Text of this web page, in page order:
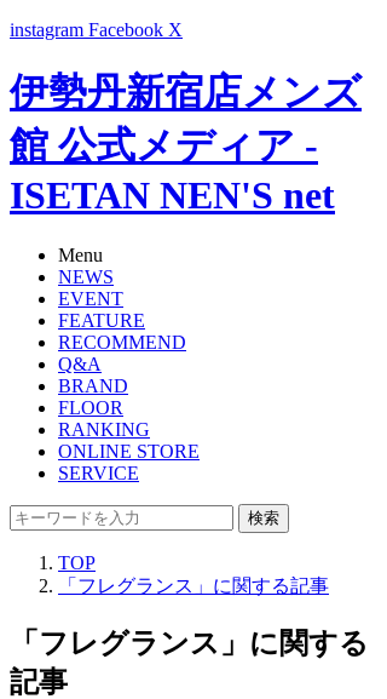
instagram Facebook X
伊勢丹新宿店メンズ
館 公式メディア -
ISETAN NEN'S net
Menu
NEWS
EVENT
FEATURE
RECOMMEND
Q&A
BRAND
FLOOR
RANKING
ONLINE STORE
SERVICE
検索
TOP
「フレグランス」に関する記事
「フレグランス」に関する
記事